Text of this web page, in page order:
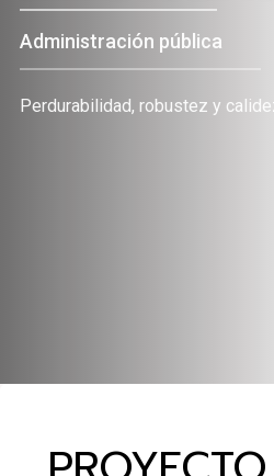
Administración pública
Perdurabilidad, robustez y